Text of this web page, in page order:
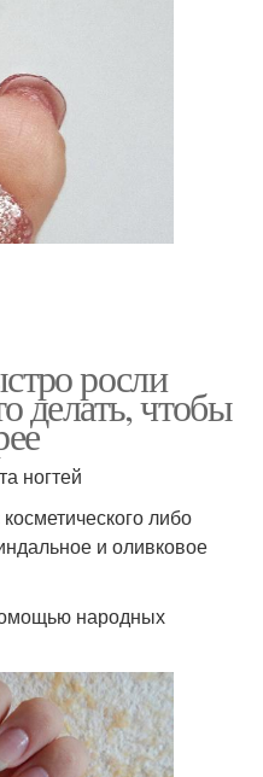
росли
делать, чтобы
ногтей
либо
и оливковое
народных